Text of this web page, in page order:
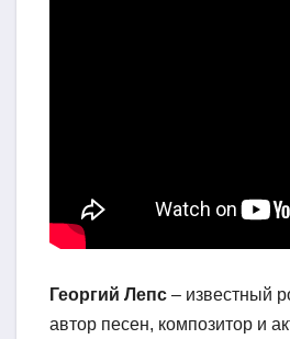
Георгий Лепс – известный
автор песен, композитор и